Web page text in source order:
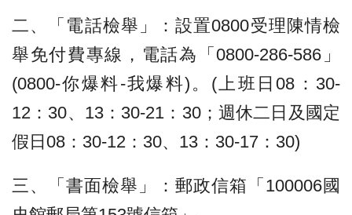
二、「電話檢舉」：設置0800受理陳情檢
舉免付費專線，電話為「0800-286-586」
(0800-你爆料-我爆料)。(上班日08：30-
12：30、13：30-21：30；週休二日及國定
假日08：30-12：30、13：30-17：30)
三、「書面檢舉」：郵政信箱「100006國